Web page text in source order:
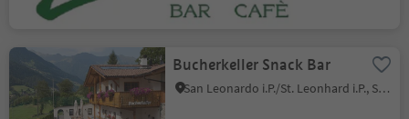
Bucherkeller Snack Bar
San Leonardo i.P./St. Leonhard i.P., St.Leonhard in Passeier/San Leonardo in Passiria, Meran/Merano and environs